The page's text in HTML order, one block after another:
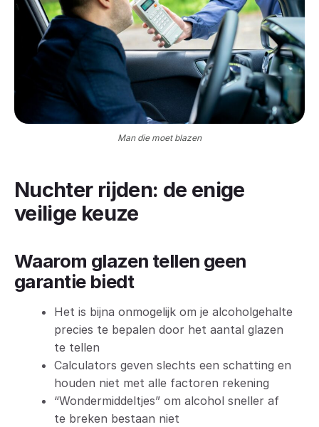
Man die moet blazen
Nuchter rijden: de enige
veilige keuze
Waarom glazen tellen geen
garantie biedt
Het is bijna onmogelijk om je alcoholgehalte
precies te bepalen door het aantal glazen
te tellen
Calculators geven slechts een schatting en
houden niet met alle factoren rekening
“Wondermiddeltjes” om alcohol sneller af
te breken bestaan niet